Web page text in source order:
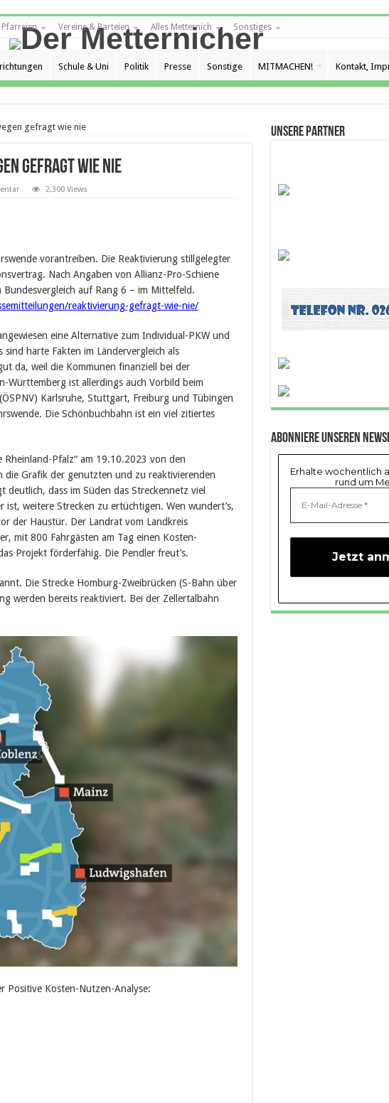
Vereine & Parteien Alles Metternich Sonstiges
Schule & Uni Politik Presse Sonstige MITMACHEN! Kontakt,
gefragt wie nie
gefragt wie nie
2,300 Views
vorantreiben. Die Reaktivierung stillgelegter
Nach Angaben von Allianz-Pro-Schiene
auf Rang 6 – im Mittelfeld.
reaktivierung-gefragt-wie-nie/
eine Alternative zum Individual-PKW und
harte Fakten im Ländervergleich als
da, weil die Kommunen finanziell bei der
ist allerdings auch Vorbild beim
Karlsruhe, Stuttgart, Freiburg und Tübingen
Die Schönbuchbahn ist ein viel zitiertes
Rheinland-Pfalz“ am 19.10.2023 von den
die Grafik der genutzten und zu reaktivierenden
dass im Süden das Streckennetz viel
weitere Strecken zu ertüchtigen. Wen wundert’s,
der Haustür. Der Landrat vom Landkreis
mit 800 Fahrgästen am Tag einen Kosten-
Projekt förderfähig. Die Pendler freut’s.
Die Strecke Homburg-Zweibrücken (S-Bahn über
werden bereits reaktiviert. Bei der Zellertalbahn
Positive Kosten-Nutzen-Analyse:
Unsere Partner
Abonniere unseren
Erhalte wöchentlich
rund um